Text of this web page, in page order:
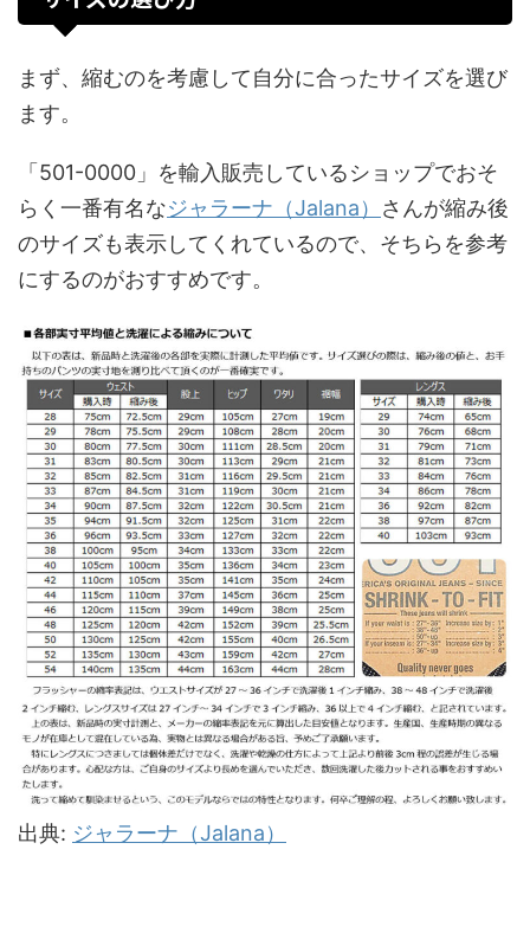
まず、縮むのを考慮して自分に合ったサイズを選び
ます。
「501-0000」を輸入販売しているショップでおそ
らく一番有名なジャラーナ（Jalana） さんが縮み後
のサイズも表示してくれているので、そちらを参考
にするのがおすすめです。
出典: ジャラーナ（Jalana）